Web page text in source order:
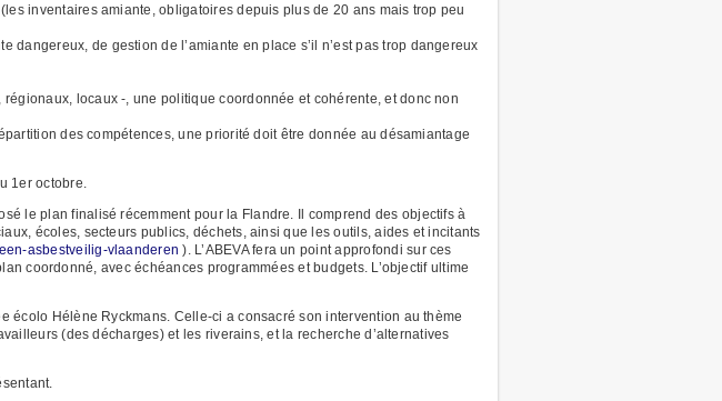
inventaires amiante, obligatoires depuis plus de 20 ans mais trop peu
dangereux, de gestion de l’amiante en place s’il n’est pas trop dangereux
locaux -, une politique coordonnée et cohérente, et donc non
des compétences, une priorité doit être donnée au désamiantage
1er octobre.
le plan finalisé récemment pour la Flandre. Il comprend des objectifs à
écoles, secteurs publics, déchets, ainsi que les outils, aides et incitants
asbestveilig-vlaanderen ). L’ABEVA fera un point approfondi sur ces
coordonné, avec échéances programmées et budgets. L’objectif ultime
écolo Hélène Ryckmans. Celle-ci a consacré son intervention au thème
(des décharges) et les riverains, et la recherche d’alternatives